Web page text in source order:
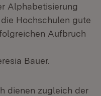
Alphabetisierung
Hochschulen gute
Aufbruch
Bauer.
dienen zugleich der